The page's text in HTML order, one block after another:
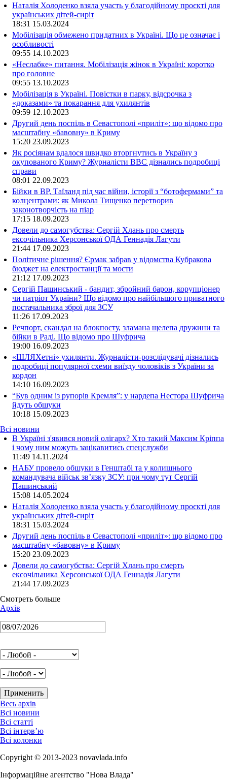
Наталія Холоденко взяла участь у благодійному проєкті для
українських дітей-сиріт
18:31 15.03.2024
Мобілізація обмежено придатних в Україні. Що це означає і
особливості
09:55 14.10.2023
«Неслабке» питання. Мобілізація жінок в Україні: коротко
про головне
09:55 13.10.2023
Мобілізація в Україні. Повістки в парку, відсрочка з
«доказами» та покарання для ухилянтів
09:59 12.10.2023
Другий день поспіль в Севастополі «приліт»: що відомо про
масштабну «бавовну» в Криму
15:20 23.09.2023
Як росіянам вдалося швидко вторгнутись в Україну з
окупованого Криму? Журналісти ВВС дізнались подробиці
справи
08:01 22.09.2023
Бійки в ВР, Таїланд під час війни, історії з “ботофермами” та
колцентрами: як Микола Тищенко перетворив
законотворчість на піар
17:15 18.09.2023
Довели до самогубства: Сергій Хлань про смерть
ексочільника Херсонської ОДА Геннадія Лагути
21:44 17.09.2023
Політичне рішення? Єрмак забрав у відомства Кубракова
бюджет на електростанції та мости
21:12 17.09.2023
Сергій Пашинський - бандит, збройний барон, корупціонер
чи патріот України? Що відомо про найбільшого приватного
постачальника зброї для ЗСУ
11:26 17.09.2023
Речпорт, скандал на блокпосту, зламана щелепа дружини та
бійки в Раді. Що відомо про Шуфрича
19:00 16.09.2023
«ШЛЯХетні» ухилянти. Журналісти-розслідувачі дізнались
подробиці популярної схеми виїзду чоловіків з України за
кордон
14:10 16.09.2023
“Був одним із рупорів Кремля”: у нардепа Нестора Шуфрича
йдуть обшуки
10:18 15.09.2023
Всі новини
В Україні з'явився новий олігарх? Хто такий Максим Кріппа
і чому ним можуть зацікавитись спецслужби
11:49 14.11.2024
НАБУ провело обшуки в Генштабі та у колишнього
командувача військ зв’язку ЗСУ: при чому тут Сергій
Пашинський
15:08 14.05.2024
Наталія Холоденко взяла участь у благодійному проєкті для
українських дітей-сиріт
18:31 15.03.2024
Другий день поспіль в Севастополі «приліт»: що відомо про
масштабну «бавовну» в Криму
15:20 23.09.2023
Довели до самогубства: Сергій Хлань про смерть
ексочільника Херсонської ОДА Геннадія Лагути
21:44 17.09.2023
Смотреть больше
Архів
Весь архів
Всі новини
Всі статті
Всі інтерв’ю
Всі колонки
Copyright © 2013-2023 novavlada.info
Інформаційне агентство "Нова Влада"